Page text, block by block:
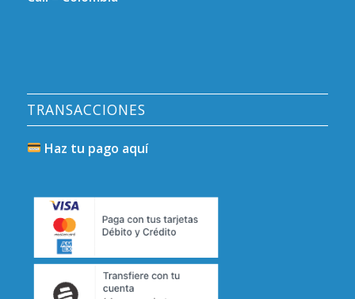
TRANSACCIONES
Haz tu pago aquí